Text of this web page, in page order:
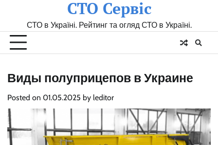
СТО Сервіс
СТО в Україні. Рейтинг та огляд СТО в Україні.
Виды полуприцепов в Украине
Posted on 01.05.2025 by leditor